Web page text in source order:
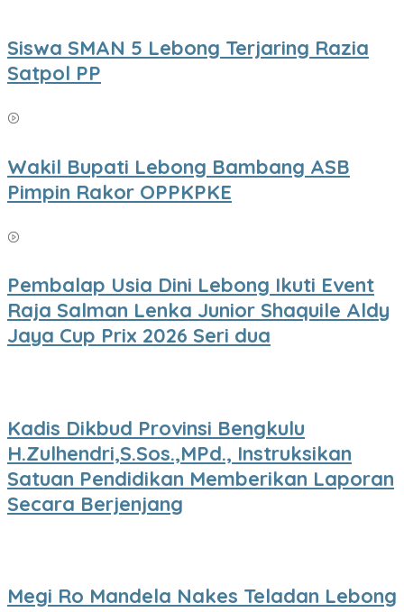
Siswa SMAN 5 Lebong Terjaring Razia
Satpol PP
Wakil Bupati Lebong Bambang ASB
Pimpin Rakor OPPKPKE
Pembalap Usia Dini Lebong Ikuti Event
Raja Salman Lenka Junior Shaquile Aldy
Jaya Cup Prix 2026 Seri dua
Kadis Dikbud Provinsi Bengkulu
H.Zulhendri,S.Sos.,MPd., Instruksikan
Satuan Pendidikan Memberikan Laporan
Secara Berjenjang
Megi Ro Mandela Nakes Teladan Lebong